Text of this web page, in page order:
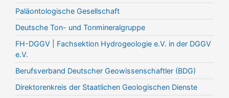
Paläontologische Gesellschaft
Deutsche Ton- und Tonmineralgruppe
FH-DGGV | Fachsektion Hydrogeologie e.V. in der DGGV
e.V.
Berufsverband Deutscher Geowissenschaftler (BDG)
Direktorenkreis der Staatlichen Geologischen Dienste